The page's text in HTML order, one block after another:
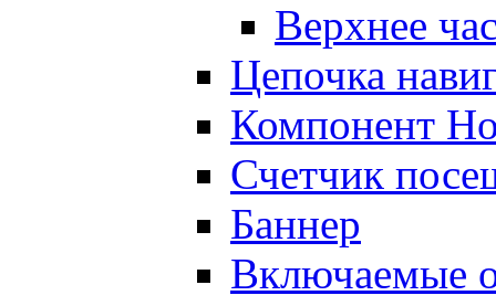
Верхнее
Цепочка
Компонент
Счетчик
Баннер
Включаемые